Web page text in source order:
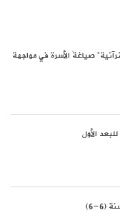
صياغةَ الأسرة في مواجهة
الأول
6)